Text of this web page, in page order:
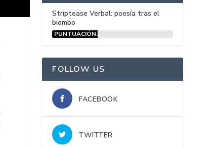
Striptease Verbal: poesía tras el
biombo
PUNTUACIÓN:
FOLLOW US
FACEBOOK
TWITTER